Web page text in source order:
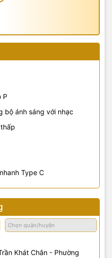
P
bộ ánh sáng với nhạc
Type C
Khát Chân - Phường